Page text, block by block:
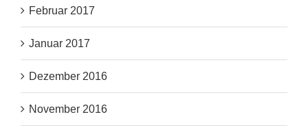
Februar 2017
Januar 2017
Dezember 2016
November 2016